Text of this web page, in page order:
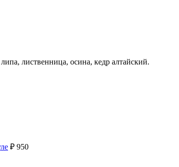
лиственница, осина, кедр алтайский.
₽ 950